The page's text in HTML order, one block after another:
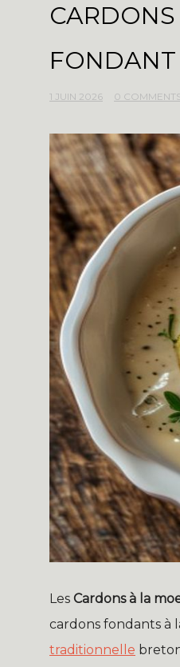
1 JUIN 2026 0
Les Cardons à la
cardons fondants à
traditionnelle